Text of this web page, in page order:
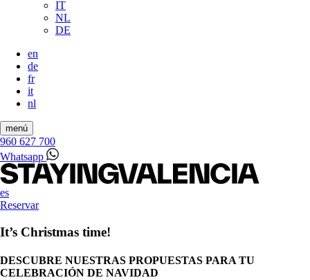
IT
NL
DE
en
de
fr
it
nl
menú
960 627 700
Whatsapp
es
Reservar
It’s Christmas time!
DESCUBRE NUESTRAS PROPUESTAS PARA TU
CELEBRACIÓN DE NAVIDAD